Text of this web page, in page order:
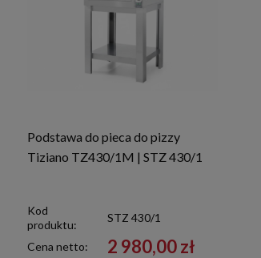
Podstawa do pieca do pizzy
Tiziano TZ430/1M | STZ 430/1
Kod
produktu:
STZ 430/1
Cena netto: 2 980,00 zł